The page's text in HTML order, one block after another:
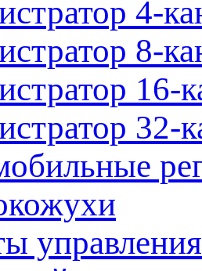
4-
8-
16-
32-
управления